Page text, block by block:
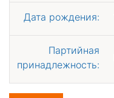
Дата рождения:
Партийная
принадлежность: